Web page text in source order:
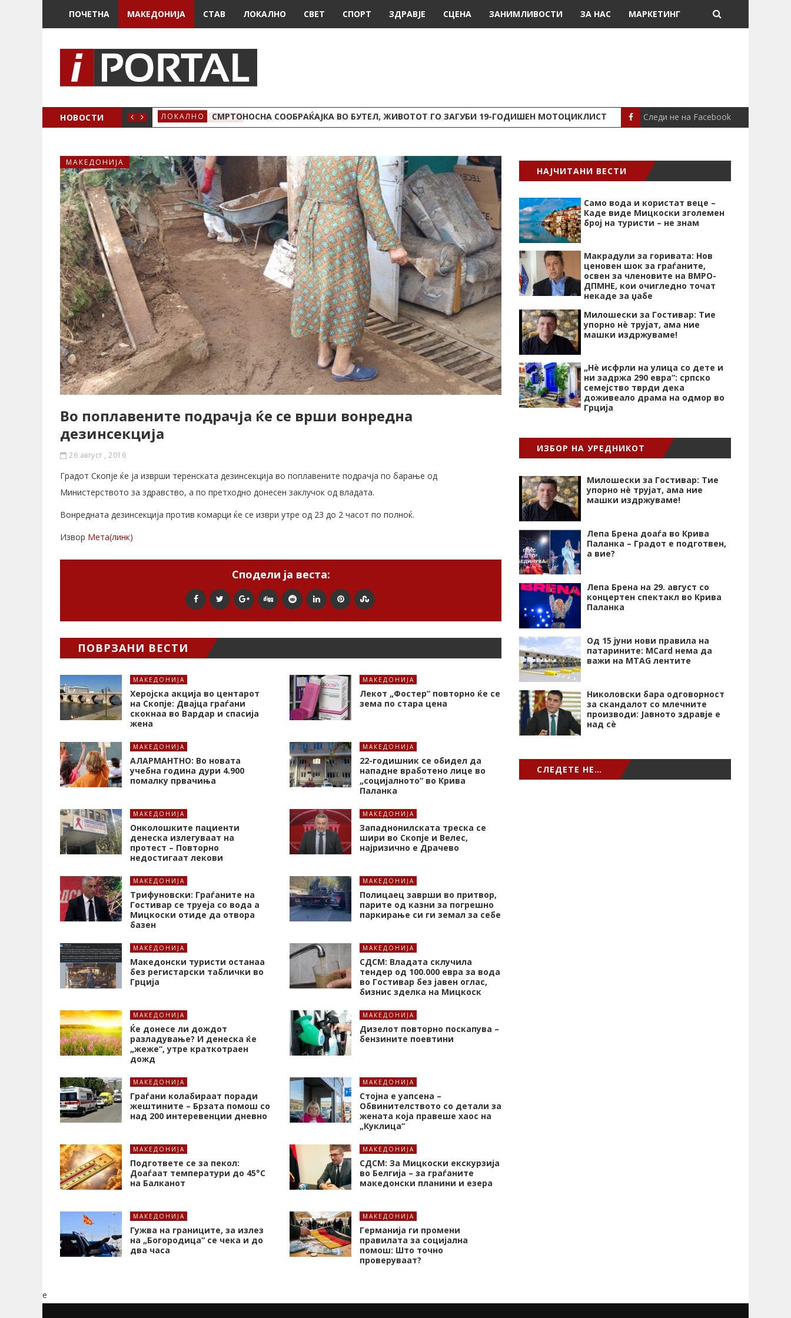
ПОЧЕТНА МАКЕДОНИЈА СТАВ ЛОКАЛНО СВЕТ СПОРТ ЗДРАВЈЕ СЦЕНА ЗАНИМЛИВОСТИ ЗА НАС МАРКЕТИНГ
НОВОСТИ ЛОКАЛНО СМРТОНОСНА СООБРАЌАЈКА ВО БУТЕЛ, ЖИВОТОТ ГО ЗАГУБИ 19-ГОДИШЕН МОТОЦИКЛИСТ СЦЕНА СЕВЕРИНА ВО
Следи не на Facebook
МАКЕДОНИЈА
Во поплавените подрачја ќе се врши вонредна
дезинсекција
26 август , 2016
Градот Скопје ќе ја изврши теренската дезинсекција во поплавените подрачја по барање од
Министерството за здравство, а по претходно донесен заклучок од владата.
Вонредната дезинсекција против комарци ќе се изври утре од 23 до 2 часот по полноќ.
Извор Мета(линк)
Сподели ја веста:
ПОВРЗАНИ ВЕСТИ
МАКЕДОНИЈА
Херојска акција во центарот
на Скопје: Двајца граѓани
скокнаа во Вардар и спасија
жена
МАКЕДОНИЈА
Лекот „Фостер“ повторно ќе се
зема по стара цена
МАКЕДОНИЈА
АЛАРМАНТНО: Во новата
учебна година дури 4.900
помалку првачиња
МАКЕДОНИЈА
22-годишник се обидел да
нападне вработено лице во
„социјалното“ во Крива
Паланка
МАКЕДОНИЈА
Онколошките пациенти
денеска излегуваат на
протест – Повторно
недостигаат лекови
МАКЕДОНИЈА
Западнонилската треска се
шири во Скопје и Велес,
најризично е Драчево
МАКЕДОНИЈА
Трифуновски: Граѓаните на
Гостивар се труеја со вода а
Мицкоски отиде да отвора
базен
МАКЕДОНИЈА
Полицаец заврши во притвор,
парите од казни за погрешно
паркирање си ги земал за себе
МАКЕДОНИЈА
Македонски туристи останаа
без регистарски таблички во
Грција
МАКЕДОНИЈА
СДСМ: Владата склучила
тендер од 100.000 евра за вода
во Гостивар без јавен оглас,
бизнис зделка на Мицкоск
МАКЕДОНИЈА
Ќе донесе ли дождот
разладување? И денеска ќе
„жеже“, утре краткотраен
дожд
МАКЕДОНИЈА
Дизелот повторно поскапува –
бензините поевтини
МАКЕДОНИЈА
Граѓани колабираат поради
жештините – Брзата помош со
над 200 интеревенции дневно
МАКЕДОНИЈА
Стојна е уапсена –
Обвинителството со детали за
жената која правеше хаос на
„Куклица“
МАКЕДОНИЈА
Подгответе се за пекол:
Доаѓаат температури до 45°C
на Балканот
МАКЕДОНИЈА
СДСМ: За Мицкоски екскурзија
во Белгија – за граѓаните
македонски планини и езера
МАКЕДОНИЈА
Гужва на границите, за излез
на „Богородица“ се чека и до
два часа
МАКЕДОНИЈА
Германија ги промени
правилата за социјална
помош: Што точно
проверуваат?
НАЈЧИТАНИ ВЕСТИ
Само вода и користат веце –
Каде виде Мицкоски зголемен
број на туристи – не знам
Макрадули за горивата: Нов
ценовен шок за граѓаните,
освен за членовите на ВМРО-
ДПМНЕ, кои очигледно точат
некаде за џабе
Милошески за Гостивар: Тие
упорно нѐ трујат, ама ние
машки издржуваме!
„Нѐ исфрли на улица со дете и
ни задржа 290 евра“: српско
семејство тврди дека
доживеало драма на одмор во
Грција
ИЗБОР НА УРЕДНИКОТ
Милошески за Гостивар: Тие
упорно нѐ трујат, ама ние
машки издржуваме!
Лепа Брена доаѓа во Крива
Паланка – Градот е подготвен,
а вие?
Лепа Брена на 29. август со
концертен спектакл во Крива
Паланка
Од 15 јуни нови правила на
патарините: MCard нема да
важи на MTAG лентите
Николовски бара одговорност
за скандалот со млечните
производи: Јавното здравје е
над сѐ
СЛЕДЕТЕ НЕ…
e